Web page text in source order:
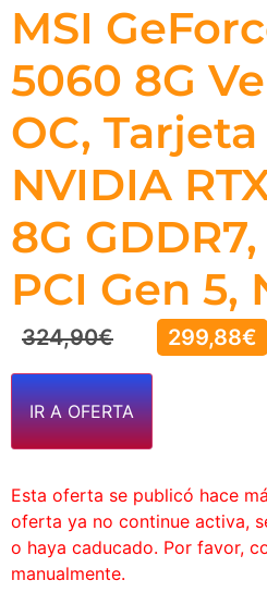
MSI
5060 8G
OC,
NVIDIA
8G
PCI Gen 5,
324,90€ 299,88€
IR A OFERTA
Esta oferta se publicó hace
oferta ya no continue activa,
o haya caducado. Por favor,
manualmente.